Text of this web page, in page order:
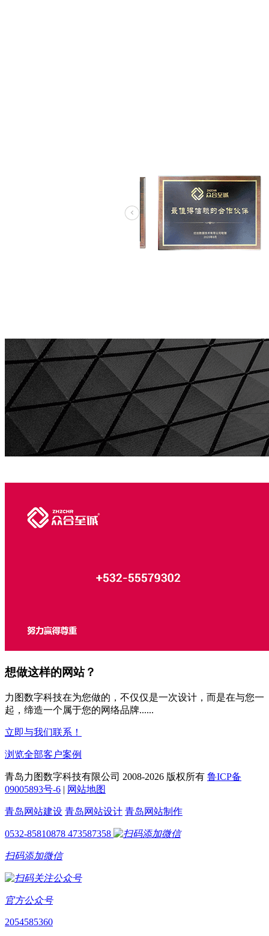
想做这样的网站？
力图数字科技在为您做的，不仅仅是一次设计，而是在与您一
起，缔造一个属于您的网络品牌......
立即与我们联系！
浏览全部客户案例
青岛力图数字科技有限公司 2008-2026 版权所有 鲁ICP备
09005893号-6 | 网站地图
青岛网站建设 青岛网站设计 青岛网站制作
0532-85810878 473587358
扫码添加微信
官方公众号
2054585360